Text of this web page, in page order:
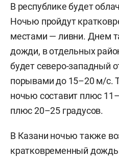
В республике будет
Ночью пройдут
местами — ливни. Днем
дожди, в отдельных
будет северо-западный
порывами до 15–20 м/с.
ночью составит плюс
плюс 20–25 градусов.
В Казани ночью также
кратковременный